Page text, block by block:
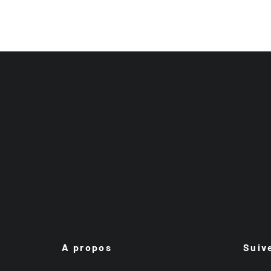
A propos